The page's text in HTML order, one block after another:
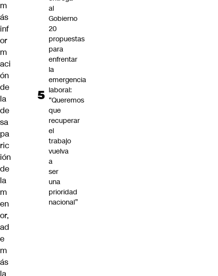
m
ás
inf
or
m
aci
ón
de
la
de
sa
pa
ric
ión
de
la
m
en
or,
ad
e
m
ás
la
al
Gobierno
20
propuestas
para
enfrentar
la
emergencia
laboral:
“Queremos
que
recuperar
el
trabajo
vuelva
a
ser
una
prioridad
nacional”